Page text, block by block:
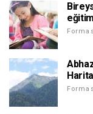
eğitim